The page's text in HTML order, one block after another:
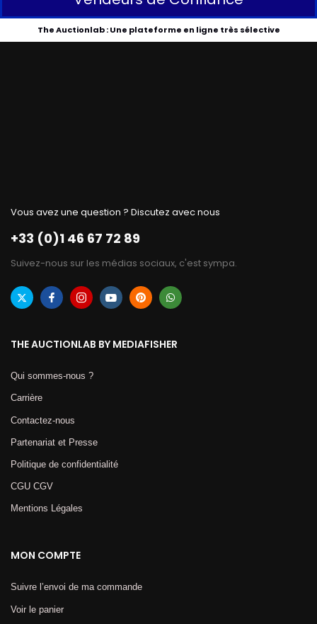
The Auctionlab : Une plateforme en ligne très sélective
Vous avez une question ? Discutez avec nous
+33 (0)1 46 67 72 89
Suivez-nous sur les médias sociaux, c'est sympa.
THE AUCTIONLAB BY MEDIAFISHER
Qui sommes-nous ?
Carrière
Contactez-nous
Partenariat et Presse
Politique de confidentialité
CGU CGV
Mentions Légales​
MON COMPTE
Suivre l’envoi de ma commande
Voir le panier